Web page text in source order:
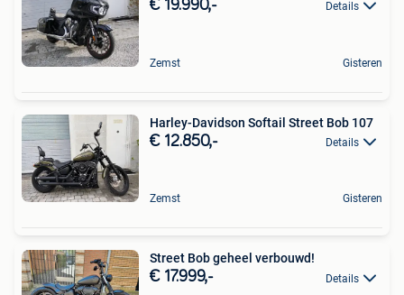
€ 19.990,- Details
Zemst Gisteren
Harley-Davidson Softail Street Bob 107
€ 12.850,- Details
Zemst Gisteren
Street Bob geheel verbouwd!
€ 17.999,- Details